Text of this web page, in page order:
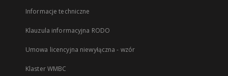
Informacje techniczne
Klauzula informacyjna RODO
Umowa licencyjna niewyłączna - wzór
Klaster WMBC